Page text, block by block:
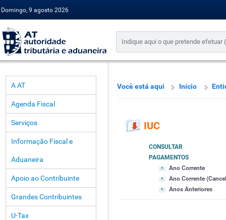
Domingo, 9 agosto 2026
A AT
Agenda Fiscal
Serviços
Informação Fiscal e
Aduaneira
Apoio ao Contribuinte
Grandes Contribuintes
U-Tax
Você está aqui Início
IUC
CONSULTAR
PAGAMENTOS
Ano Corrente
Ano Corrente
Anos Anteriores